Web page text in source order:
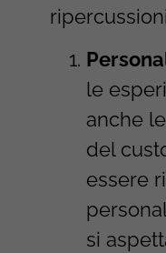
le
anche
del
essere
si